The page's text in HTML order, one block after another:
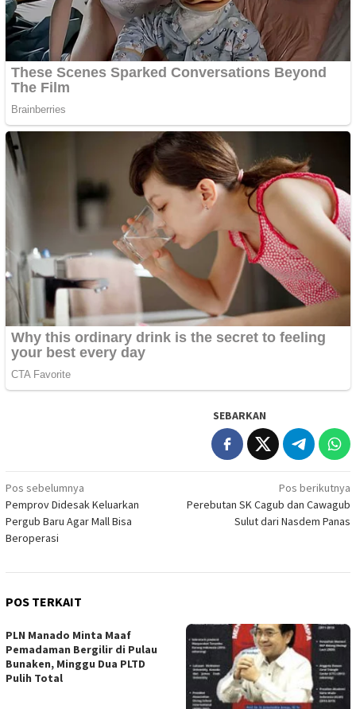
SEBARKAN
Navigasi
pos
Pos sebelumnya
Pemprov Didesak Keluarkan
Pergub Baru Agar Mall Bisa
Beroperasi
Pos berikutnya
Perebutan SK Cagub dan Cawagub
Sulut dari Nasdem Panas
POS TERKAIT
PLN Manado Minta Maaf
Pemadaman Bergilir di Pulau
Bunaken, Minggu Dua PLTD
Pulih Total